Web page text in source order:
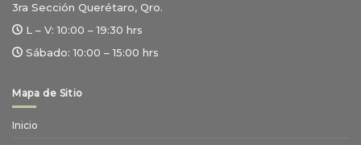
3ra Sección Querétaro, Qro.
L – V: 10:00 – 19:30 hrs
Sábado: 10:00 – 15:00 hrs
Mapa de Sitio
Inicio